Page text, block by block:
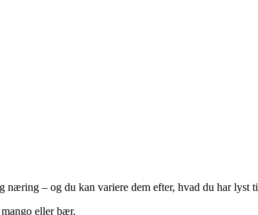
næring – og du kan variere dem efter, hvad du har lyst
eller bær.